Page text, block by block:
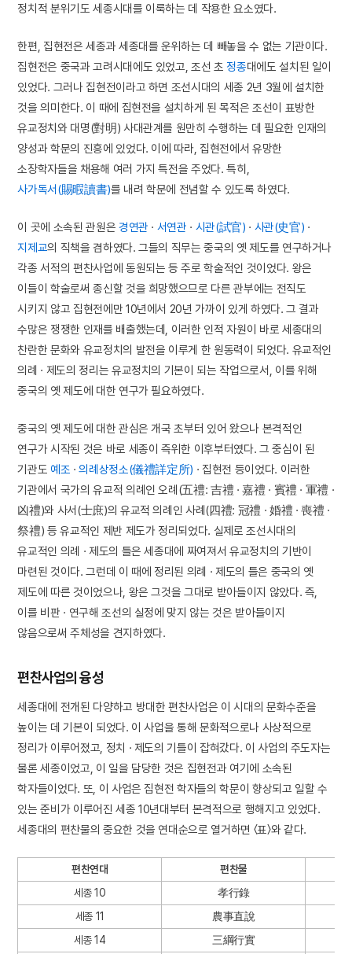
정치적 분위기도 세종시대를 이룩하는 데 작용한 요소였다.
한편, 집현전은 세종과 세종대를 운위하는 데 빼놓을 수 없는 기관이다.
집현전은 중국과 고려시대에도 있었고, 조선 초 정종대에도 설치된 일이
있었다. 그러나 집현전이라고 하면 조선시대의 세종 2년 3월에 설치한
것을 의미한다. 이 때에 집현전을 설치하게 된 목적은 조선이 표방한
유교정치와 대명(對明) 사대관계를 원만히 수행하는 데 필요한 인재의
양성과 학문의 진흥에 있었다. 이에 따라, 집현전에서 유망한
소장학자들을 채용해 여러 가지 특전을 주었다. 특히,
사가독서(賜暇讀書)를 내려 학문에 전념할 수 있도록 하였다.
이 곳에 소속된 관원은 경연관 · 서연관 · 시관(試官) · 사관(史官) ·
지제교의 직책을 겸하였다. 그들의 직무는 중국의 옛 제도를 연구하거나
각종 서적의 편찬사업에 동원되는 등 주로 학술적인 것이었다. 왕은
이들이 학술로써 종신할 것을 희망했으므로 다른 관부에는 전직도
시키지 않고 집현전에만 10년에서 20년 가까이 있게 하였다. 그 결과
수많은 쟁쟁한 인재를 배출했는데, 이러한 인적 자원이 바로 세종대의
찬란한 문화와 유교정치의 발전을 이루게 한 원동력이 되었다. 유교적인
의례 · 제도의 정리는 유교정치의 기본이 되는 작업으로서, 이를 위해
중국의 옛 제도에 대한 연구가 필요하였다.
중국의 옛 제도에 대한 관심은 개국 초부터 있어 왔으나 본격적인
연구가 시작된 것은 바로 세종이 즉위한 이후부터였다. 그 중심이 된
기관도 예조 ·의례상정소(儀禮詳定所) · 집현전 등이었다. 이러한
기관에서 국가의 유교적 의례인 오례(五禮: 吉禮 · 嘉禮 · 賓禮 · 軍禮 ·
凶禮)와 사서(士庶)의 유교적 의례인 사례(四禮: 冠禮 · 婚禮 · 喪禮 ·
祭禮) 등 유교적인 제반 제도가 정리되었다. 실제로 조선시대의
유교적인 의례 · 제도의 틀은 세종대에 짜여져서 유교정치의 기반이
마련된 것이다. 그런데 이 때에 정리된 의례 · 제도의 틀은 중국의 옛
제도에 따른 것이었으나, 왕은 그것을 그대로 받아들이지 않았다. 즉,
이를 비판 · 연구해 조선의 실정에 맞지 않는 것은 받아들이지
않음으로써 주체성을 견지하였다.
편찬사업의 융성
세종대에 전개된 다양하고 방대한 편찬사업은 이 시대의 문화수준을
높이는 데 기본이 되었다. 이 사업을 통해 문화적으로나 사상적으로
정리가 이루어졌고, 정치 · 제도의 기틀이 잡혀갔다. 이 사업의 주도자는
물론 세종이었고, 이 일을 담당한 것은 집현전과 여기에 소속된
학자들이었다. 또, 이 사업은 집현전 학자들의 학문이 향상되고 일할 수
있는 준비가 이루어진 세종 10년대부터 본격적으로 행해지고 있었다.
세종대의 편찬물의 중요한 것을 연대순으로 열거하면 〈표〉와 같다.
편찬연대
편찬물
세종 10
孝行錄
세종 11
農事直說
세종 14
三綱行實